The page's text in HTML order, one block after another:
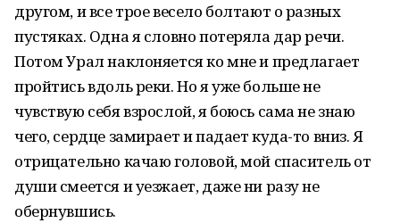
другом, и все трое весело болтают о разных
пустяках. Одна я словно потеряла дар речи.
Потом Урал наклоняется ко мне и предлагает
пройтись вдоль реки. Но я уже больше не
чувствую себя взрослой, я боюсь сама не знаю
чего, сердце замирает и падает куда-то вниз. Я
отрицательно качаю головой, мой спаситель от
души смеется и уезжает, даже ни разу не
обернувшись.